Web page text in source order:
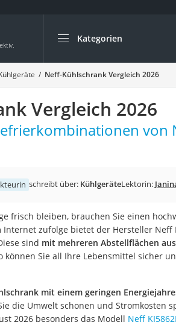
Kategorien
Die beliebtesten Vergleiche
Haushalt
Wassersprudler
Zentralstaubsauger
Brotbackautomat
Industriestaubsauger
Akku-Staubsauger
Eierkocher
AEG-Waschmaschine
Handstaubsauger
Milchaufschäumer
Neff-Kühlschrank Vergleich 2026
Vergleich 2026
von
schreibt über: KühlgeräteLektorin:
frisch bleiben, brauchen Sie einen
Internet zufolge bietet der Hersteller Neff
sind mit mehreren Abstellflächen
können Sie all Ihre Lebensmittel sicher
mit einem geringen
die Umwelt schonen und Stromkosten
2026 besonders das Modell Neff